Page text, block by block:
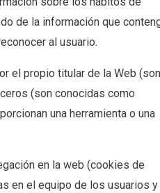
de la información que
al usuario.
el propio titular de la Web (son
(son conocidas como
una herramienta o una
en la web (cookies de
en el equipo de los usuarios y